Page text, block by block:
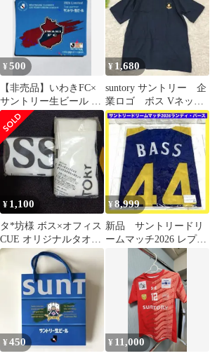
¥500
【非売品】いわきFC×
サントリー生ビール 限
定ステッカー 2026 応援
グッズ
¥ 1,680
suntory サントリー 企
業ロゴ ボス Vネック
Ｔシャツ
¥ 1,100
タ*坊様 ボス×オフィス
CUE オリジナルタオル
2枚セット×2パック 非
¥8,999
新品 サントリードリ
ームマッチ2026 レプリ
カユニフォーム 阪
神 バース
¥450 ¥ 11,000